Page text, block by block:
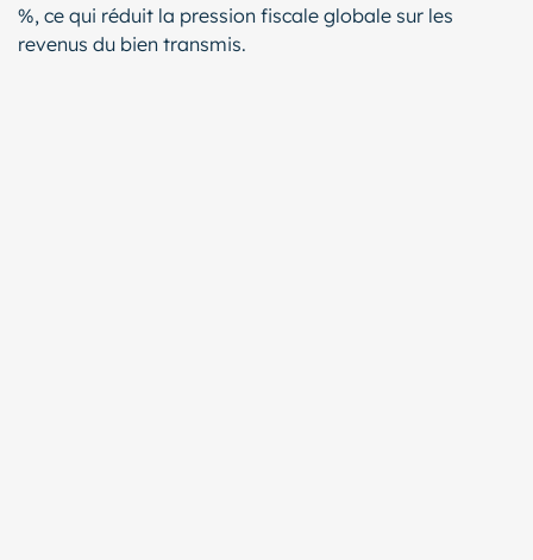
%, ce qui réduit la pression fiscale globale sur les
revenus du bien transmis.